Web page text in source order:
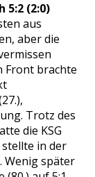
5:2 (2:0)
aus
aber die
Front brachte
Trotz des
die KSG
in der
Wenig später